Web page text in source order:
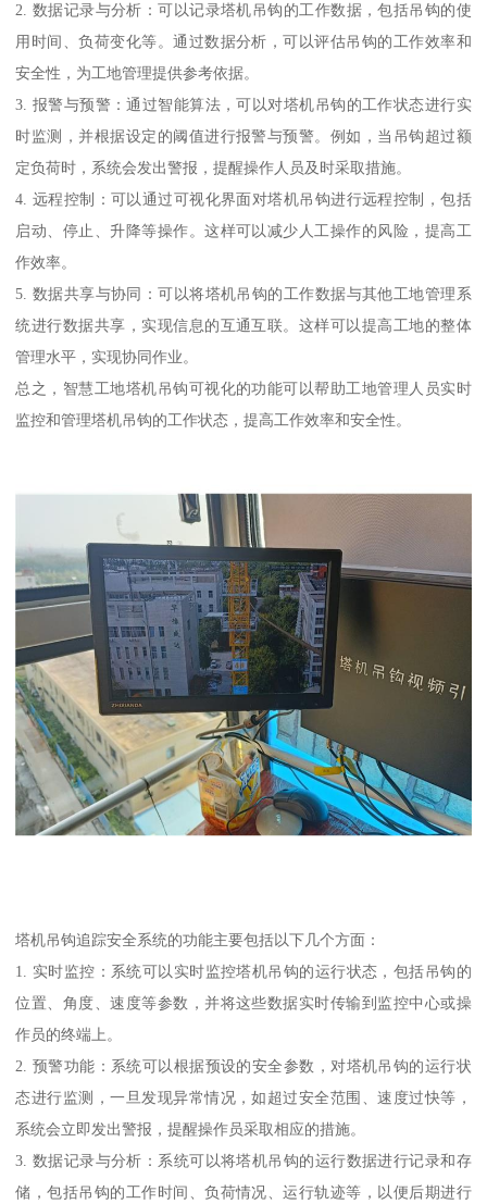
2. 数据记录与分析：可以记录塔机吊钩的工作数据，包括吊钩的使
用时间、负荷变化等。通过数据分析，可以评估吊钩的工作效率和
安全性，为工地管理提供参考依据。
3. 报警与预警：通过智能算法，可以对塔机吊钩的工作状态进行实
时监测，并根据设定的阈值进行报警与预警。例如，当吊钩超过额
定负荷时，系统会发出警报，提醒操作人员及时采取措施。
4. 远程控制：可以通过可视化界面对塔机吊钩进行远程控制，包括
启动、停止、升降等操作。这样可以减少人工操作的风险，提高工
作效率。
5. 数据共享与协同：可以将塔机吊钩的工作数据与其他工地管理系
统进行数据共享，实现信息的互通互联。这样可以提高工地的整体
管理水平，实现协同作业。
总之，智慧工地塔机吊钩可视化的功能可以帮助工地管理人员实时
监控和管理塔机吊钩的工作状态，提高工作效率和安全性。
塔机吊钩追踪安全系统的功能主要包括以下几个方面：
1. 实时监控：系统可以实时监控塔机吊钩的运行状态，包括吊钩的
位置、角度、速度等参数，并将这些数据实时传输到监控中心或操
作员的终端上。
2. 预警功能：系统可以根据预设的安全参数，对塔机吊钩的运行状
态进行监测，一旦发现异常情况，如超过安全范围、速度过快等，
系统会立即发出警报，提醒操作员采取相应的措施。
3. 数据记录与分析：系统可以将塔机吊钩的运行数据进行记录和存
储，包括吊钩的工作时间、负荷情况、运行轨迹等，以便后期进行